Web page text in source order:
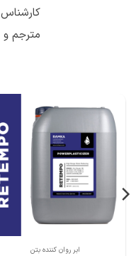
مترجم
ابر روان کننده بتن